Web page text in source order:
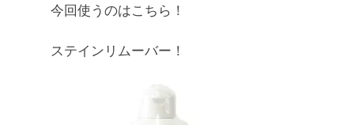
今回使うのはこちら！
ステインリムーバー！